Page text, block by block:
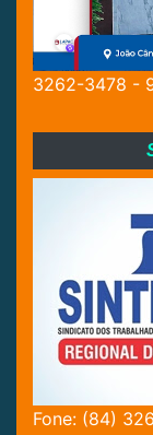
3262-3478 -
Fone: (84)